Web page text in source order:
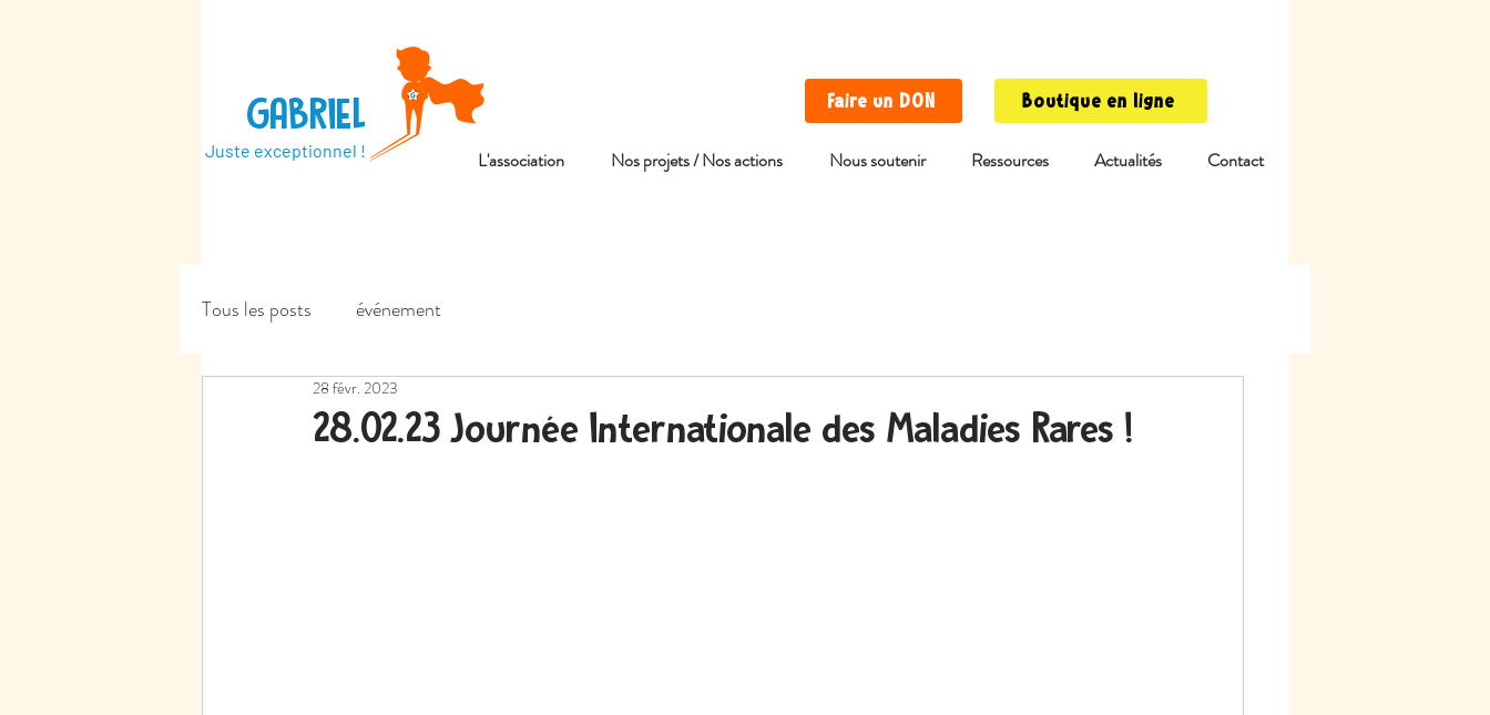
L'association Nos projets / Nos actions Nous soutenir Ressources Actualités Contact
GABRIEL
Juste exceptionnel !
Faire un DON Boutique en ligne
Tous les posts événement
28.02.23 Journée Internationale des Maladies Rares !
28 févr. 2023